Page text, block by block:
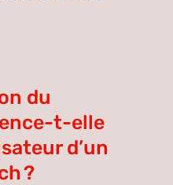
du
t-elle
d’un
?